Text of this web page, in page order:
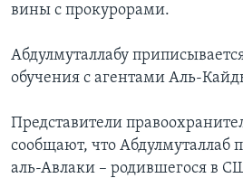
вины с прокурорами.
Абдулмуталлабу
обучения с агентами Аль-
Представители
сообщают, что Абдулмуталлаб
аль-Авлаки – родившегося в